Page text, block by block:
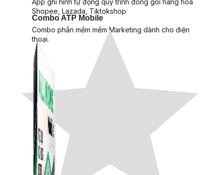
Combo ATP Mobile
Combo phần mềm mềm Marketing dành cho điện
thoại.
App ghi hình tự động quy trình đóng gói hàng hoá
Shopee, Lazada, Tiktokshop